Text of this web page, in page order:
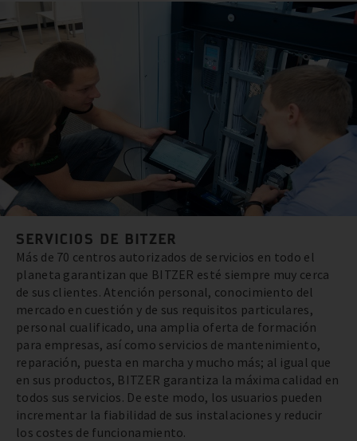
SERVICIOS DE BITZER
Más de 70 centros autorizados de servicios en todo el
planeta garantizan que BITZER esté siempre muy cerca
de sus clientes. Atención personal, conocimiento del
mercado en cuestión y de sus requisitos particulares,
personal cualificado, una amplia oferta de formación
para empresas, así como servicios de mantenimiento,
reparación, puesta en marcha y mucho más; al igual que
en sus productos, BITZER garantiza la máxima calidad en
todos sus servicios. De este modo, los usuarios pueden
incrementar la fiabilidad de sus instalaciones y reducir
los costes de funcionamiento.